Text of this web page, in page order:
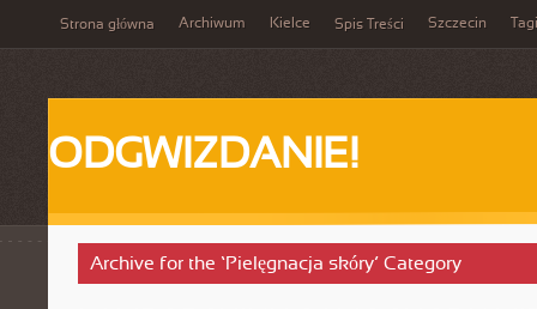
Strona główna Archiwum Kielce Spis Treści Szczecin Tagi
ODGWIZDANIE!
Archive for the ‘Pielęgnacja skóry’ Category